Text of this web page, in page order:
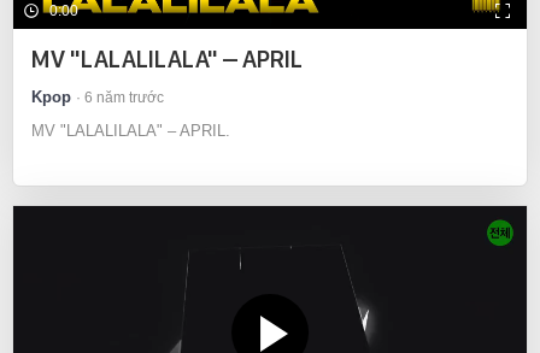
0:00
MV "LALALILALA" – APRIL
Kpop 6 năm trước
MV "LALALILALA" – APRIL.